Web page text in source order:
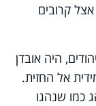
קרובים
היה אובדן
אל החזית.
כמו שנהגו